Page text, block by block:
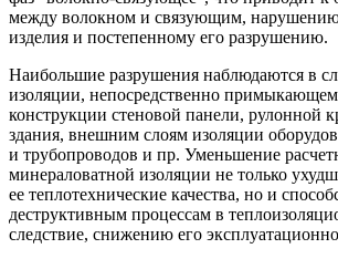
между волокном и связующим,
изделия и постепенному его разрушению.
Наибольшие разрушения наблюдаются в
изоляции, непосредственно
конструкции стеновой панели, рулонной
здания, внешним слоям изоляции
и трубопроводов и пр. Уменьшение
минераловатной изоляции не только
ее теплотехнические качества, но и
деструктивным процессам в
следствие, снижению его